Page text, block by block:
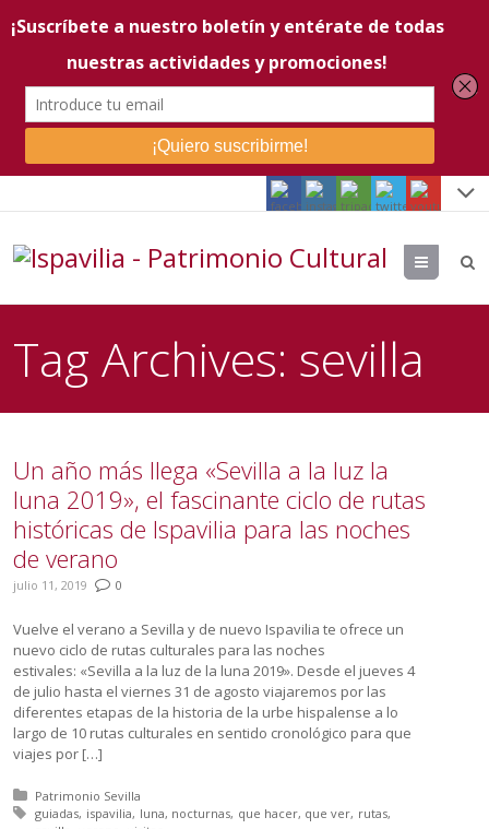
Menu
Tag Archives: sevilla
Un año más llega «Sevilla a la luz la
luna 2019», el fascinante ciclo de rutas
históricas de Ispavilia para las noches
de verano
julio 11, 2019 0
Vuelve el verano a Sevilla y de nuevo Ispavilia te ofrece un
nuevo ciclo de rutas culturales para las noches
estivales: «Sevilla a la luz de la luna 2019». Desde el jueves 4
de julio hasta el viernes 31 de agosto viajaremos por las
diferentes etapas de la historia de la urbe hispalense a lo
largo de 10 rutas culturales en sentido cronológico para que
viajes por […]
Posted in:
Patrimonio Sevilla
Tagged with:
guiadas ispavilia luna nocturnas que hacer que ver rutas